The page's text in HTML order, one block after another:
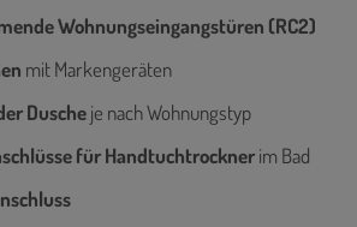
Wohnungseingangstüren (RC2)
mit Markengeräten
Duscheje nach Wohnungstyp
für Handtuchtrocknerim Bad